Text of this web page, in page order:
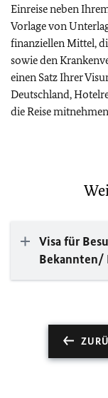
Einreise neben
Vorlage von
finanziellen Mittel,
sowie den
einen Satz Ihrer
Deutschland,
die Reise
Visa für
Bekannten/